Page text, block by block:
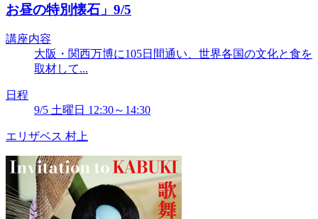
お昼の特別懐石」9/5
講座内容
大阪・関西万博に105日間通い、世界各国の文化と食を
取材して...
日程
9/5 土曜日 12:30～14:30
エリザベス 村上